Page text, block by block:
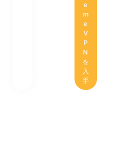
e
m
e
V
P
N
を
入
手